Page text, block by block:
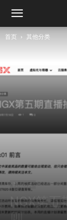
首页 其他分类
其他分类
NGX第五